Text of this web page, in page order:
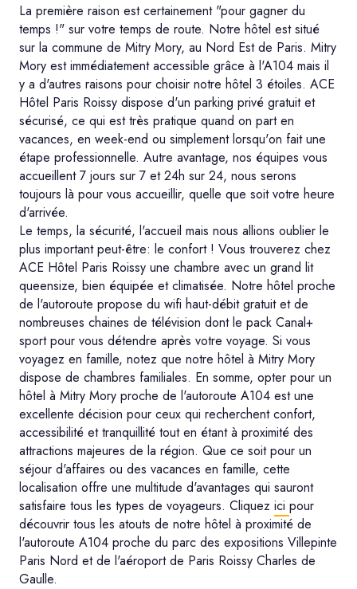
La première raison est certainement "pour gagner du
temps !" sur votre temps de route. Notre hôtel est situé
sur la commune de Mitry Mory, au Nord Est de Paris. Mitry
Mory est immédiatement accessible grâce à l'A104 mais il
y a d'autres raisons pour choisir notre hôtel 3 étoiles. ACE
Hôtel Paris Roissy dispose d'un parking privé gratuit et
sécurisé, ce qui est très pratique quand on part en
vacances, en week-end ou simplement lorsqu'on fait une
étape professionnelle. Autre avantage, nos équipes vous
accueillent 7 jours sur 7 et 24h sur 24, nous serons
toujours là pour vous accueillir, quelle que soit votre heure
d'arrivée.
Le temps, la sécurité, l'accueil mais nous allions oublier le
plus important peut-être: le confort ! Vous trouverez chez
ACE Hôtel Paris Roissy une chambre avec un grand lit
queensize, bien équipée et climatisée. Notre hôtel proche
de l'autoroute propose du wifi haut-débit gratuit et de
nombreuses chaines de télévision dont le pack Canal+
sport pour vous détendre après votre voyage. Si vous
voyagez en famille, notez que notre hôtel à Mitry Mory
dispose de chambres familiales. En somme, opter pour un
hôtel à Mitry Mory proche de l'autoroute A104 est une
excellente décision pour ceux qui recherchent confort,
accessibilité et tranquillité tout en étant à proximité des
attractions majeures de la région. Que ce soit pour un
séjour d'affaires ou des vacances en famille, cette
localisation offre une multitude d'avantages qui sauront
satisfaire tous les types de voyageurs. Cliquez ici pour
découvrir tous les atouts de notre hôtel à proximité de
l'autoroute A104 proche du parc des expositions Villepinte
Paris Nord et de l'aéroport de Paris Roissy Charles de
Gaulle.